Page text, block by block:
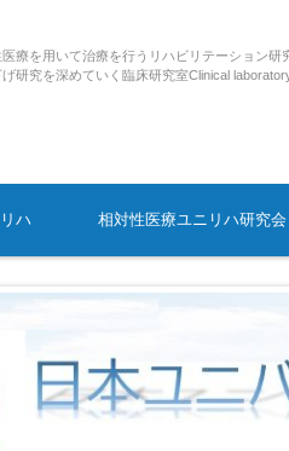
療を用いて治療を行うリハビリテーション
研究を深めていく臨床研究室Clinical laboratory
ハ 相対性医療ユニリハ研究会